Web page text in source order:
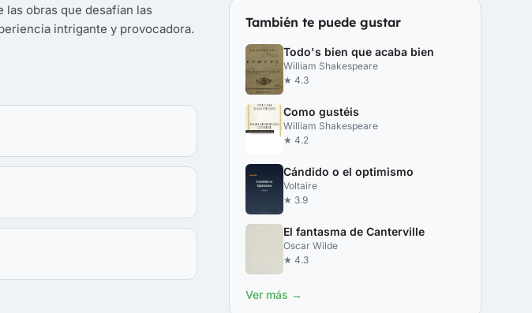
las obras que desafían las
intrigante y provocadora. También te puede gustar
Todo's bien que acaba bien
William Shakespeare
★ 4.3
Como gustéis
William Shakespeare
★ 4.2
Cándido o el optimismo
Voltaire
★ 3.9
El fantasma de Canterville
Oscar Wilde
★ 4.3
Ver más →